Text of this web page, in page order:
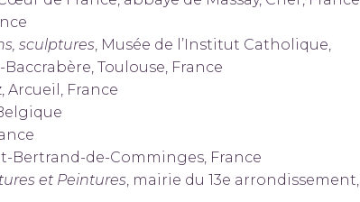
sculptures, Musée de l’Institut Catholique,
Toulouse, France
Arcueil, France
Bertrand-de-Comminges, France
et Peintures, mairie du 13e arrondissement,